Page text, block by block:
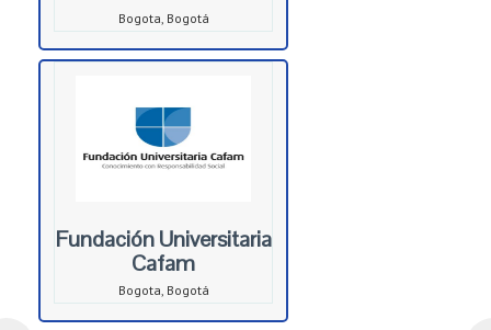
Bogota, Bogotá
Fundación Universitaria
Cafam
Bogota, Bogotá